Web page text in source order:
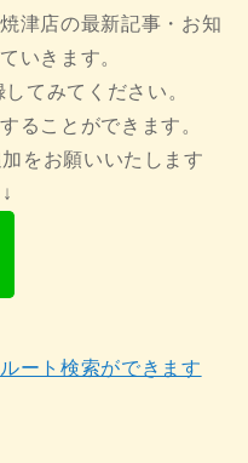
津店の最新記事・お知
いきます。
てみてください。
ることができます。
をお願いいたします
ート検索ができます